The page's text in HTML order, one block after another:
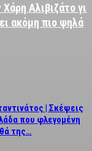
Αλιβιζάτο για
ακόμη πιο ψηλά
| Σκέψεις
που φλεγομένη
της…